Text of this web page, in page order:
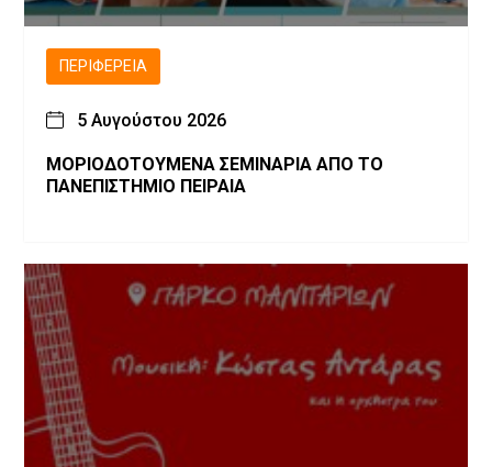
ΠΕΡΙΦΈΡΕΙΑ
5 Αυγούστου 2026
ΜΟΡΙΟΔΟΤΟΥΜΕΝΑ ΣΕΜΙΝΑΡΙΑ ΑΠΟ ΤΟ
ΠΑΝΕΠΙΣΤΗΜΙΟ ΠΕΙΡΑΙΑ